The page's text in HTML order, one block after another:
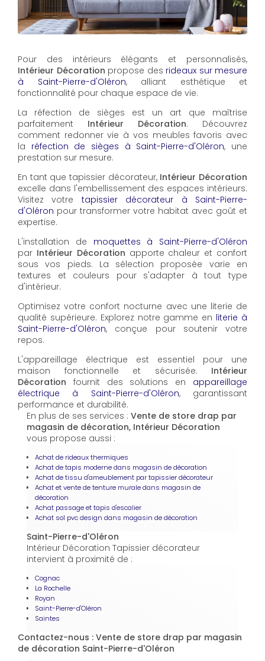
Pour des intérieurs élégants et personnalisés,
Intérieur Décoration propose des rideaux sur mesure
à Saint-Pierre-d'Oléron, alliant esthétique et
fonctionnalité pour chaque espace de vie.
La réfection de sièges est un art que maîtrise
parfaitement Intérieur Décoration. Découvrez
comment redonner vie à vos meubles favoris avec
la réfection de sièges à Saint-Pierre-d'Oléron, une
prestation sur mesure.
En tant que tapissier décorateur, Intérieur Décoration
excelle dans l'embellissement des espaces intérieurs.
Visitez votre tapissier décorateur à Saint-Pierre-
d'Oléron pour transformer votre habitat avec goût et
expertise.
L'installation de moquettes à Saint-Pierre-d'Oléron
par Intérieur Décoration apporte chaleur et confort
sous vos pieds. La sélection proposée varie en
textures et couleurs pour s'adapter à tout type
d'intérieur.
Optimisez votre confort nocturne avec une literie de
qualité supérieure. Explorez notre gamme en literie à
Saint-Pierre-d'Oléron, conçue pour soutenir votre
repos.
L'appareillage électrique est essentiel pour une
maison fonctionnelle et sécurisée. Intérieur
Décoration fournit des solutions en appareillage
électrique à Saint-Pierre-d'Oléron, garantissant
performance et durabilité.
En plus de ses services : Vente de store drap par
magasin de décoration, Intérieur Décoration
vous propose aussi :
Achat de rideaux thermiques
Achat de tapis moderne dans magasin de décoration
Achat de tissu d'ameublement par tapissier décorateur
Achat et vente de tenture murale dans magasin de
décoration
Achat passage et tapis d'escalier
Achat sol pvc design dans magasin de décoration
Saint-Pierre-d'Oléron
Intérieur Décoration Tapissier décorateur
intervient à proximité de :
Cognac
La Rochelle
Royan
Saint-Pierre-d'Oléron
Saintes
Contactez-nous : Vente de store drap par magasin
de décoration Saint-Pierre-d'Oléron